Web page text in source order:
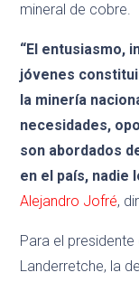
mineral de cobre.
“El entusiasmo,
jóvenes
la minería
necesidades,
son abordados
en el país, nadie
Alejandro Jofré,
Para el
Landerretche, la